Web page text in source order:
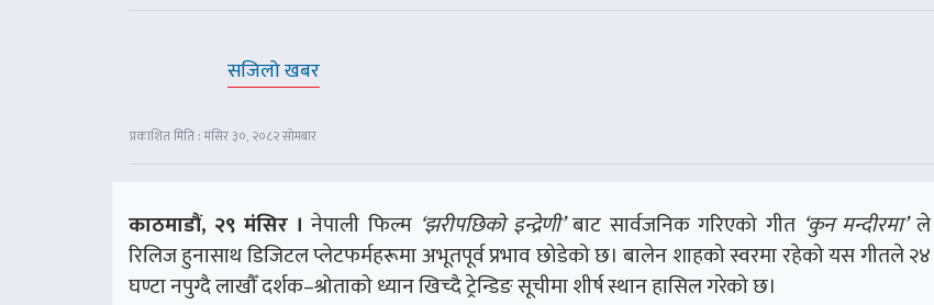
सजिलो खबर
प्रकाशित मिति : मंसिर ३०, २०८२ सोमबार
काठमाडौं, २९ मंसिर । नेपाली फिल्म ‘झरीपछिको इन्द्रेणी’बाट सार्वजनिक गरिएको गीत ‘कुन मन्दीरमा’ले
रिलिज हुनासाथ डिजिटल प्लेटफर्महरूमा अभूतपूर्व प्रभाव छोडेको छ। बालेन शाहको स्वरमा रहेको यस गीतले २४
घण्टा नपुग्दै लाखौँ दर्शक–श्रोताको ध्यान खिच्दै ट्रेन्डिङ सूचीमा शीर्ष स्थान हासिल गरेको छ।